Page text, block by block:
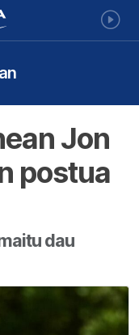
Jon
postua
dau